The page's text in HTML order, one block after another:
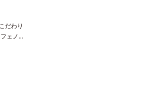
だわり
ェノ
しめ
ト中
イス
ル